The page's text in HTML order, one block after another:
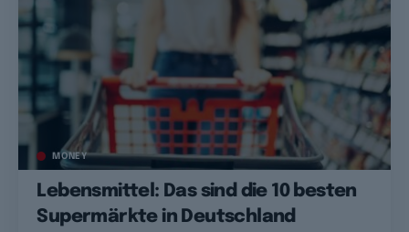
MONEY
Lebensmittel: Das sind die 10 besten
Supermärkte in Deutschland